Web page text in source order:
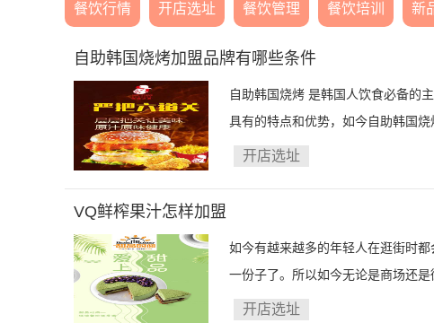
餐饮行情 开店选址 餐饮管理 餐饮培训 新
自助韩国烧烤加盟品牌有哪些条件
自助韩国烧烤 是韩国人饮食必备的
具有的特点和优势，如今自助韩国烧
开店选址
VQ鲜榨果汁怎样加盟
如今有越来越多的年轻人在逛街时
一份子了。所以如今无论是商场还是
开店选址